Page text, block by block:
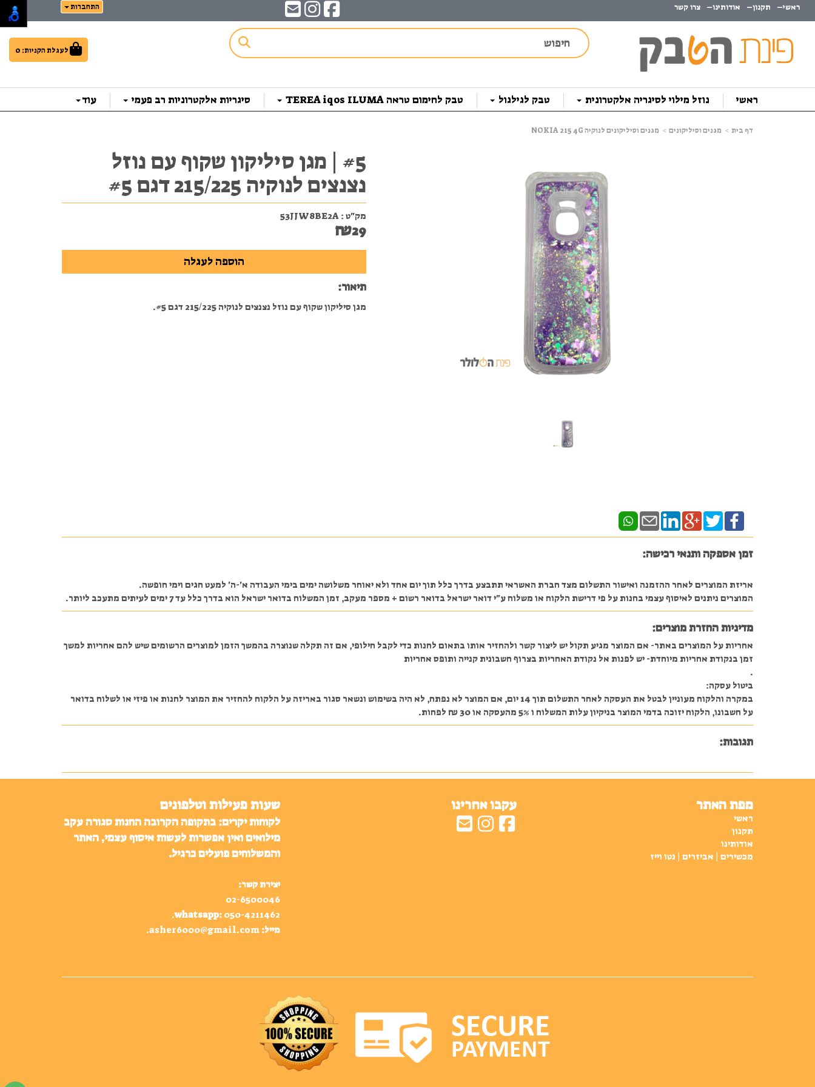
התחברות
לעגלת הקניות: 0
ראשי נוזל מילוי לסיגריה אלקטרונית טבק לגילגול טבק לחימום טראה TEREA iqos ILUMA סיגריות אלקטרוניות רב פעמי עוד
ראשי תקנון אודותינו צרו קשר
דף בית מגנים וסיליקונים מגנים וסיליקונים לנוקיה NOKIA 215 4G
#5 | מגן סיליקון שקוף עם נוזל
נצנצים לנוקיה 215/225 דגם #5
מק"ט :53JJW8BE2A
₪29
תיאור:
מגן סיליקון שקוף עם נוזל נצנצים לנוקיה 215/225 דגם #5.
זמן אספקה ותנאי רכישה:
אריזת המוצרים לאחר ההזמנה ואישור התשלום מצד חברת האשראי תתבצע בדרך כלל תוך יום אחד ולא יאוחר משלושה ימים בימי העבודה א'-ה' למעט חגים וימי חופשה.
המוצרים ניתנים לאיסוף עצמי בחנות על פי דרישת הלקוח או משלוח ע"י דואר ישראל בדואר רשום + מספר מעקב, זמן המשלוח בדואר ישראל הוא בדרך כלל עד 7 ימים לעיתים מתעכב ליותר.
מדיניות החזרת מוצרים:
אחריות על המוצרים באתר- אם המוצר מגיע תקול יש ליצור קשר ולהחזיר אותו בתאום לחנות כדי לקבל חילופי, אם זה תקלה שנוצרה בהמשך הזמן למוצרים הרשומים שיש להם אחריות למשך
זמן בנקודת אחריות מיוחדת- יש לפנות אל נקודת האחריות בצרוף חשבונית קנייה ותופס אחריות
.
ביטול עסקה:
במקרה והלקוח מעוניין לבטל את העסקה לאחר התשלום תוך 14 יום, אם המוצר לא נפתח, לא היה בשימוש ונשאר סגור באריזה על הלקוח להחזיר את המוצר לחנות או פיזי או לשלוח בדואר
על חשבונו, הלקוח יזוכה בדמי המוצר בניקיון עלות המשלוח ו 5% מהעסקה או 30 ₪ לפחות.
תגובות:
מפת האתר
ראשי
תקנון
אודותינו
מכשירים | אביזרים | נטו וייז
עקבו אחרינו שעות פעילות וטלפונים
לקוחות יקרים: בתקופה הקרובה החנות סגורה עקב
מילואים ואין אפשרות לעשות איסוף עצמי, האתר
והמשלוחים פועלים כרגיל.
יצירת קשר:
02-6500046
whatsapp: 050-4211462
.
מייל: asher6000@gmail.com
.